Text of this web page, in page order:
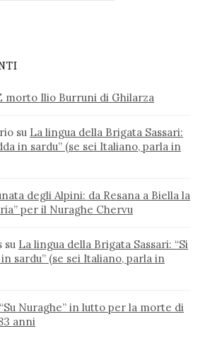
morto Ilio Burruni di Ghilarza
su La lingua della Brigata Sassari:
in sardu” (se sei Italiano, parla in
degli Alpini: da Resana a Biella la
per il Nuraghe Chervu
su La lingua della Brigata Sassari: “Si
sardu” (se sei Italiano, parla in
“Su Nuraghe” in lutto per la morte di
anni